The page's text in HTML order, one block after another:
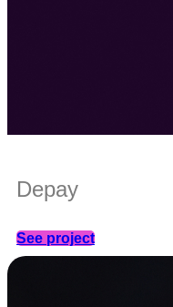
Depay
See project